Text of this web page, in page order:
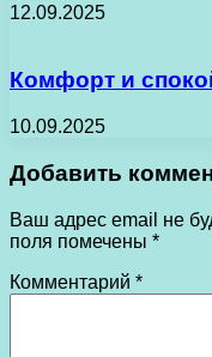
12.09.2025
Комфорт и
10.09.2025
Добавить
Ваш адрес email не
поля помечены *
Комментарий *